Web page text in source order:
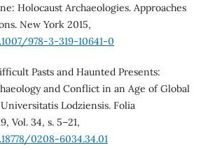
Holocaust Archaeologies. Approaches
New York 2015,
978-3-319-10641-0
Pasts and Haunted Presents:
and Conflict in an Age of Global
Lodziensis. Folia
Vol. 34, s. 5–21,
0208-6034.34.01